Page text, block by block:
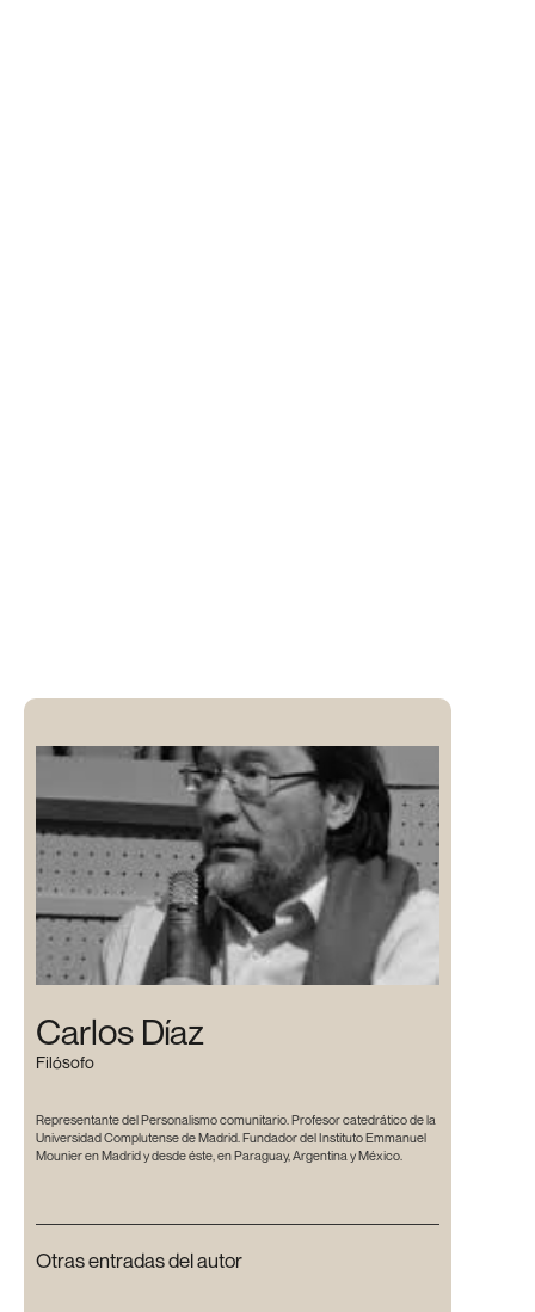
Carlos Díaz
Filósofo
Representante del Personalismo comunitario. Profesor catedrático de la
Universidad Complutense de Madrid. Fundador del Instituto Emmanuel
Mounier en Madrid y desde éste, en Paraguay, Argentina y México.
Otras entradas del autor